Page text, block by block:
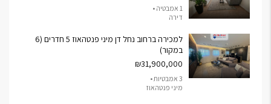
1 אמבטיה •
דירה
למכירה ברחוב נחל דן מיני פנטהאוז 5 חדרים (6
במקור)
₪31,900,000
3 אמבטיות •
מיני פנטהאוז